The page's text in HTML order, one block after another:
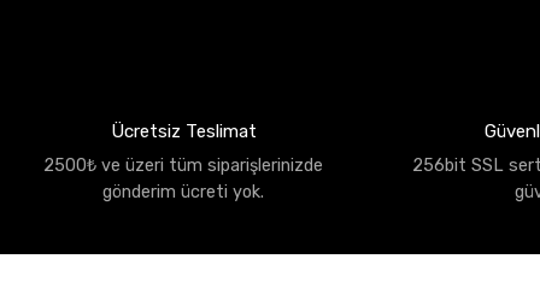
Ücretsiz Teslimat
2500₺ ve üzeri tüm siparişlerinizde
gönderim ücreti yok.
256bit SSL